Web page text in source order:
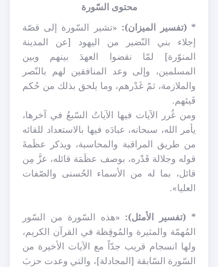
محتوى السّورة
* (تفسير الميزان): «تشير السّورة إلى قصّة
إجلاء بني النّضير من اليهود [عن المدينة
المنوّرة] لمّا نقضوا العهدَ بينهم وبين
المسلمين، وإلى وعد المنافقين لهم بالنّصر
والملازمة، ثمّ غَدْرهم، وما يلحق بذلك من حُكم
فَيئهم.
ومن غُرر الآيات فيها الآياتُ السّبعُ في آخرها،
يأمر الله، سبحانه، عبادَه فيها بالاستعداد للقائه
من طريق المراقبة والمحاسبة، ويذكر عظَمةَ
قوله وجلالة قَدْره، بوصف عظَمَة قائله، عزَّ مِن
قائل، بما له من الأسماء الحُسنى والصّفات
العليا».
* (تفسير الأمثل): «هذه السّورة من السّور
المُهمّة والمثيرة والمُوقِظة في القرآن الكريم،
ولها انسجام قريب جدّاً مع الآيات الأخيرة من
السّورة السّابقة [المجادلة]، والتي وعدت حزبَ